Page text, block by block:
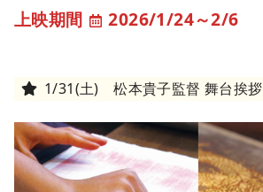
2026/1/24～2/6
1/31(土) 松本貴子監督 舞台挨拶